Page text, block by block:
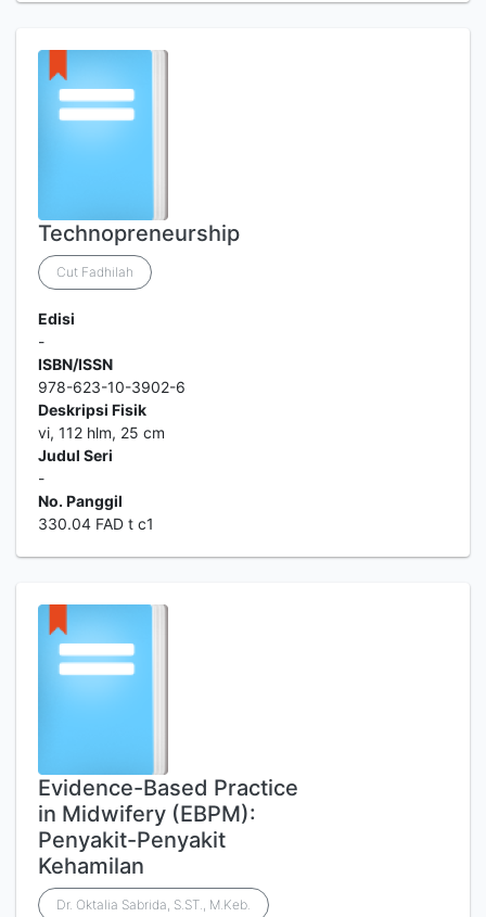
Technopreneurship
Cut Fadhilah
Edisi
-
ISBN/ISSN
978-623-10-3902-6
Deskripsi Fisik
vi, 112 hlm, 25 cm
Judul Seri
-
No. Panggil
330.04 FAD t c1
Evidence-Based Practice
in Midwifery (EBPM):
Penyakit-Penyakit
Kehamilan
Dr. Oktalia Sabrida, S.ST., M.Keb.